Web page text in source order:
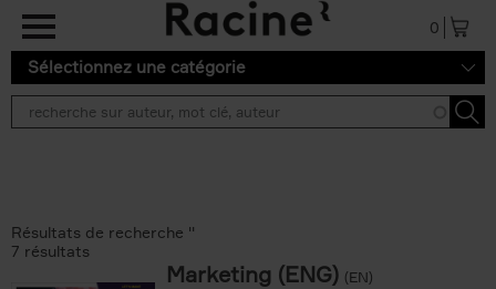
Aller au contenu principal
0
Sélectionnez une catégorie
Résultats de recherche ''
7 résultats
Marketing (ENG) (EN)